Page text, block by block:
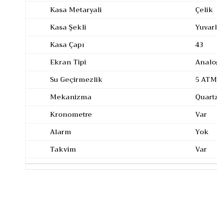
Kasa Metaryali
Çelik
Kasa Şekli
Kasa Çapı
43
Ekran Tipi
Su Geçirmezlik
5 ATM
Mekanizma
Kronometre
Var
Alarm
Yok
Takvim
Var